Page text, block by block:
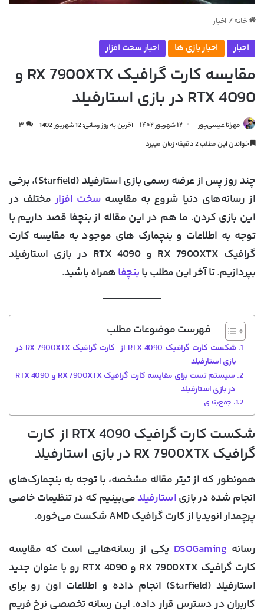
خانه / اخبار
اخبار اخبار بازی ها اخبار سخت افزار
مقایسه کارت گرافیک RX 7900XTX و
RTX 4090 در بازی استارفیلد
مهرانا عیسی‌پور ۱۲ شهریور ۱۴۰۲ آخرین به روز رسانی: 12 شهریور 1402
۳
خواندن این مطلب 2 دقیقه زمان میبرد
چند روز پس از عرضه رسمی بازی استارفیلد (Starfield)، برخی
از رسانه‌های دنیا شروع به مقایسه سخت افزارمختلف در
این بازی کردن. ما هم در این مقاله از بنچفا قصد داریم با
توجه به اطلاعات و بنچمارک های موجود به مقایسه کارت
گرافیک RX 7900XTX و RTX 4090 در بازی استارفیلد
بپردازیم. تا آخر این مطلب بابنچفاهمراه باشید.
فهرست موضوعات مطلب
شکست کارت گرافیک RTX 4090 از کارت گرافیک RX 7900XTX در
بازی استارفیلد
سیستم تست برای مقایسه کارت گرافیک RX 7900XTX و RTX 4090
در بازی استارفیلد
جمع‌بندی
شکست کارت گرافیک RTX 4090 از کارت
گرافیک RX 7900XTX در بازی استارفیلد
همونطور که از تیتر مقاله مشخصه، با توجه به بنچمارک‌های
انجام شده در بازیاستارفیلدمی‌بینیم که در تنظیمات خاصی
پرچمدار انویدیا از کارت گرافیک AMD شکست می‌خوره.
رسانه DSOGaming یکی از رسانه‌هایی است که مقایسه
کارت گرافیک RX 7900XTX و RTX 4090 رو با عنوان جدید
استارفیلد (Starfield) انجام داده و اطلاعات اون رو برای
کاربران در دسترس قرار داده. این رسانه تخصصی نرخ فریم